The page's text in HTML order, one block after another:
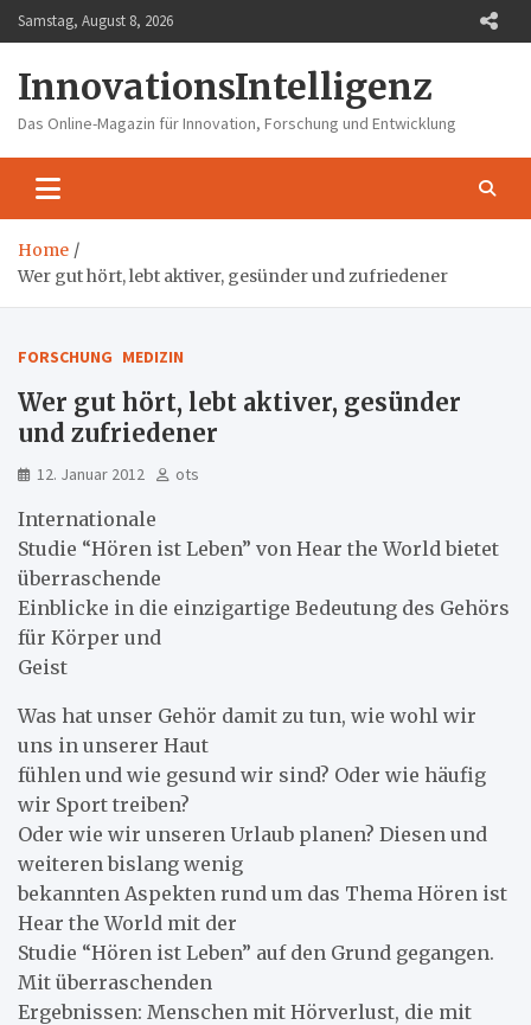
Skip
to
Samstag, August 8, 2026
InnovationsIntelligenz
Das Online-Magazin für Innovation, Forschung und Entwicklung
Home
Wer gut hört, lebt aktiver, gesünder und zufriedener
FORSCHUNG MEDIZIN
Wer gut hört, lebt aktiver, gesünder
und zufriedener
12. Januar 2012 ots
Internationale
Studie “Hören ist Leben” von Hear the World bietet
überraschende
Einblicke in die einzigartige Bedeutung des Gehörs
für Körper und
Geist
Was hat unser Gehör damit zu tun, wie wohl wir
uns in unserer Haut
fühlen und wie gesund wir sind? Oder wie häufig
wir Sport treiben?
Oder wie wir unseren Urlaub planen? Diesen und
weiteren bislang wenig
bekannten Aspekten rund um das Thema Hören ist
Hear the World mit der
Studie “Hören ist Leben” auf den Grund gegangen.
Mit überraschenden
Ergebnissen: Menschen mit Hörverlust, die mit